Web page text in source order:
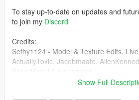
To stay up-to-date on updates and
to join my Discord
Credits:
Sethy1124 - Model & Texture Edits,
ActuallyToxic, Jacobmaate,
Show Full